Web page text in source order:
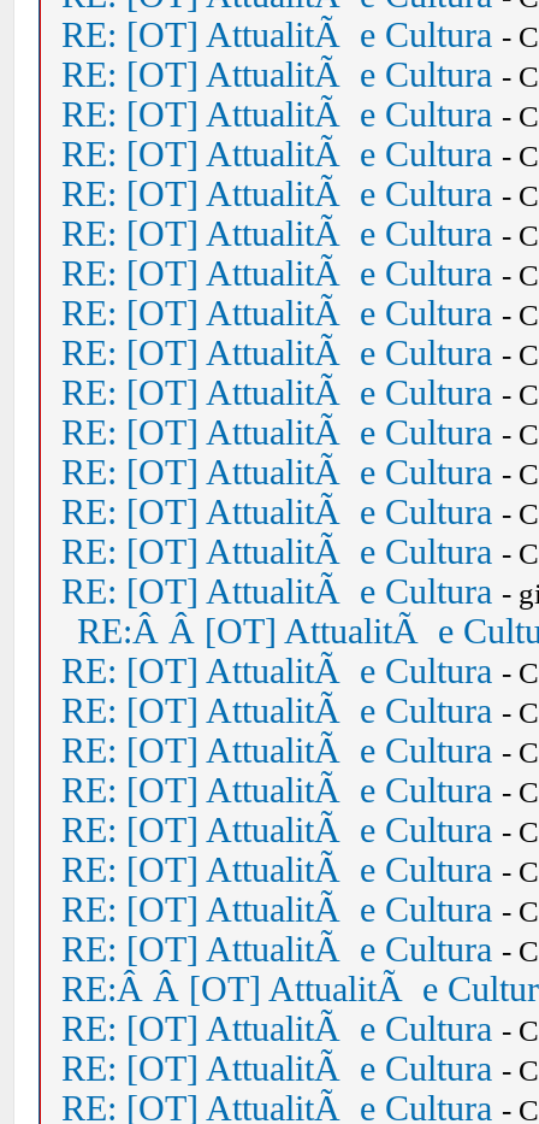
RE: [OT] AttualitÃ e Cultura -
RE: [OT] AttualitÃ e Cultura -
RE: [OT] AttualitÃ e Cultura -
RE: [OT] AttualitÃ e Cultura -
RE: [OT] AttualitÃ e Cultura -
RE: [OT] AttualitÃ e Cultura -
RE: [OT] AttualitÃ e Cultura -
RE: [OT] AttualitÃ e Cultura -
RE: [OT] AttualitÃ e Cultura -
RE: [OT] AttualitÃ e Cultura -
RE: [OT] AttualitÃ e Cultura -
RE: [OT] AttualitÃ e Cultura -
RE: [OT] AttualitÃ e Cultura -
RE: [OT] AttualitÃ e Cultura -
RE: [OT] AttualitÃ e Cultura -
RE:Â Â [OT] AttualitÃ e
RE: [OT] AttualitÃ e Cultura -
RE: [OT] AttualitÃ e Cultura -
RE: [OT] AttualitÃ e Cultura -
RE: [OT] AttualitÃ e Cultura -
RE: [OT] AttualitÃ e Cultura -
RE: [OT] AttualitÃ e Cultura -
RE: [OT] AttualitÃ e Cultura -
RE: [OT] AttualitÃ e Cultura -
RE:Â Â [OT] AttualitÃ e
RE: [OT] AttualitÃ e Cultura -
RE: [OT] AttualitÃ e Cultura -
RE: [OT] AttualitÃ e Cultura -